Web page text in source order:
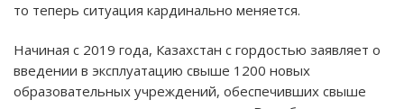
то теперь ситуация кардинально меняется.
Начиная с 2019 года, Казахстан с гордостью заявляет о
введении в эксплуатацию свыше 1200 новых
образовательных учреждений, обеспечивших свыше